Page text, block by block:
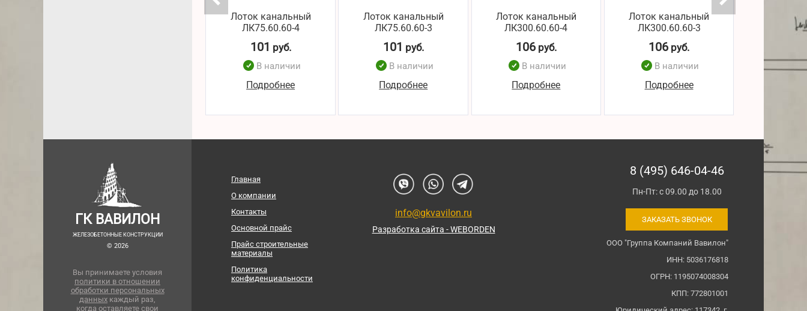
Лоток канальный
ЛК75.60.60-4
101 руб.
В наличии
Подробнее
Лоток канальный
ЛК75.60.60-3
101 руб.
В наличии
Подробнее
Лоток канальный
ЛК300.60.60-4
106руб.
В наличии
Подробнее
Лоток канальный
ЛК300.60.60-3
106 руб.
В наличии
Подробнее
Лоток
В
ГК ВАВИЛОН
ЖЕЛЕЗОБЕТОННЫЕ КОНСТРУКЦИИ
© 2026
Вы принимаете условия
политики в отношении
обработки персональных
данных каждый раз,
когда оставляете свои
Главная
О компании
Контакты
Основной прайс
Прайс строительные
материалы
Политика
конфиденциальности
info@gkvavilon.ru
Разработка сайта - WEBORDEN
8 (495) 646-04-46
Пн-Пт: с 09.00 до 18.00
ЗАКАЗАТЬ ЗВОНОК
ООО "Группа Компаний Вавилон"
ИНН: 5036176818
ОГРН: 1195074008304
КПП: 772801001